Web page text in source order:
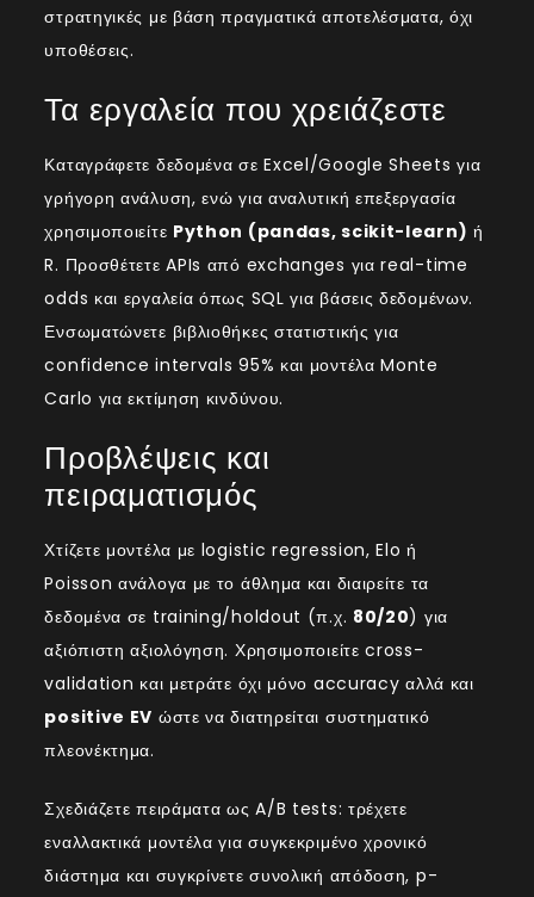
στρατηγικές με βάση πραγματικά αποτελέσματα, όχι
υποθέσεις.
Τα εργαλεία που χρειάζεστε
Καταγράφετε δεδομένα σε Excel/Google Sheets για
γρήγορη ανάλυση, ενώ για αναλυτική επεξεργασία
χρησιμοποιείτε Python (pandas, scikit-learn) ή
R. Προσθέτετε APIs από exchanges για real-time
odds και εργαλεία όπως SQL για βάσεις δεδομένων.
Ενσωματώνετε βιβλιοθήκες στατιστικής για
confidence intervals 95% και μοντέλα Monte
Carlo για εκτίμηση κινδύνου.
Προβλέψεις και
πειραματισμός
Χτίζετε μοντέλα με logistic regression, Elo ή
Poisson ανάλογα με το άθλημα και διαιρείτε τα
δεδομένα σε training/holdout (π.χ. 80/20) για
αξιόπιστη αξιολόγηση. Χρησιμοποιείτε cross-
validation και μετράτε όχι μόνο accuracy αλλά και
positive EV ώστε να διατηρείται συστηματικό
πλεονέκτημα.
Σχεδιάζετε πειράματα ως A/B tests: τρέχετε
εναλλακτικά μοντέλα για συγκεκριμένο χρονικό
διάστημα και συγκρίνετε συνολική απόδοση, p-